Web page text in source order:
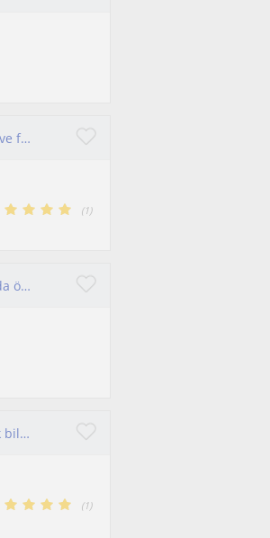
Kendimi, bireylerin potansiyelini keşfetmelerine destek olan, gelişim ve farkındalık odaklı bir eğitmen olarak tanımlıyorum
(1)
Açık iletişimi seven iyi bir dinleyici araştırmacı ve yaşam yolculuğun da öğrenci
Öğrenci çok yönlü bir sistemdir. Nasıl çalışacağını bilmeyi uygulamak bile farkındalık ile olur. Akademik başarınin gelişmesi için
(1)